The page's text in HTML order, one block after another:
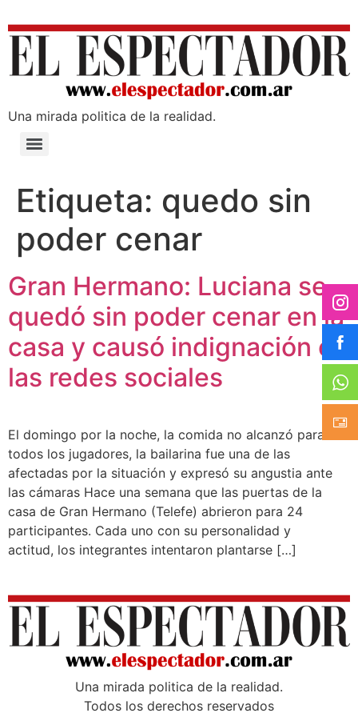
Una mirada poli­tica de la realidad.
Etiqueta: quedo sin
poder cenar
Gran Hermano: Luciana se
quedó sin poder cenar en la
casa y causó indignación en
las redes sociales
El domingo por la noche, la comida no alcanzó para
todos los jugadores, la bailarina fue una de las
afectadas por la situación y expresó su angustia ante
las cámaras Hace una semana que las puertas de la
casa de Gran Hermano (Telefe) abrieron para 24
participantes. Cada uno con su personalidad y
actitud, los integrantes intentaron plantarse […]
Una mirada poli­tica de la realidad.
Todos los derechos reservados